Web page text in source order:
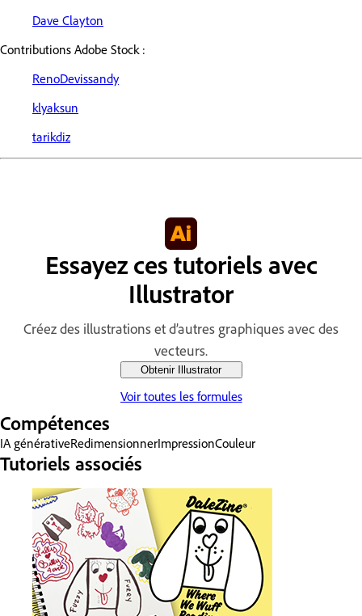
Dave Clayton
Contributions Adobe Stock :
RenoDevissandy
klyaksun
tarikdiz
Essayez ces tutoriels avec
Illustrator
Créez des illustrations et d’autres graphiques avec des
vecteurs.
Obtenir Illustrator
Voir toutes les formules
Compétences
IA générativeRedimensionnerImpressionCouleur
Tutoriels associés